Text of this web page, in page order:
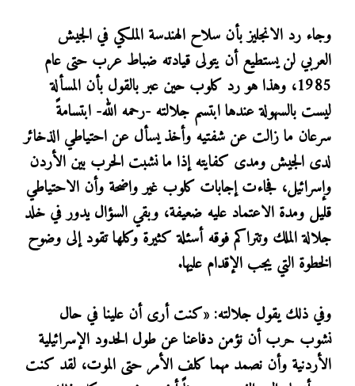
وجاء رد الانجليز بأن سلاح الهندسة الملكي في الجيش
العربي لن يستطيع أن يتولى قيادته ضباط عرب حتى عام
1985، وهذا هو رد كلوب حين عبر بالقول بأن المسألة
ليست بالسهولة عندها ابتسم جلالته -رحمه الله- ابتسامةً
سرعان ما زالت عن شفتيه وأخذ يسأل عن احتياطي الذخائر
لدى الجيش ومدى كفايته إذا ما نشبت الحرب بين الأردن
وإسرائيل، فجاءت إجابات كلوب غير واضحة وأن الاحتياطي
قليل ومدة الاعتماد عليه ضعيفة، وبقي السؤال يدور في خلد
جلالة الملك وتتراكم فوقه أسئلة كثيرة وكلها تقود إلى وضوح
الخطوة التي يجب الإقدام عليها.
وفي ذلك يقول جلالته: «كنت أرى أن علينا في حال
نشوب حرب أن نؤمن دفاعنا عن طول الحدود الإسرائيلية
الأردنية وأن نصمد مهما كلف الأمر حتى الموت، لقد كنت